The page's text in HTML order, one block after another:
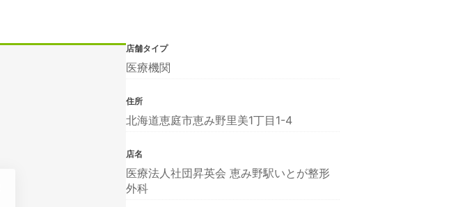
店舗タイプ
医療機関
住所
北海道恵庭市恵み野里美1丁目1-4
店名
医療法人社団昇英会 恵み野駅いとが整形
外科